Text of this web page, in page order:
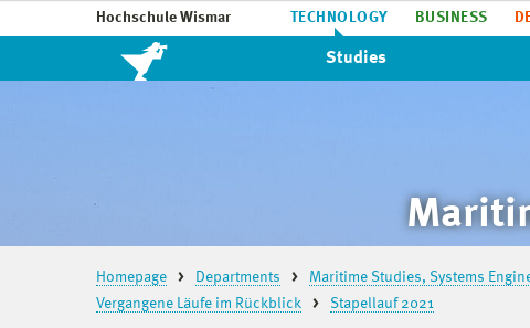
Hochschule Wismar TECHNOLOGY BUSINESS
Studies
Homepage Departments Maritime Studies, Systems
Vergangene Läufe im Rückblick
Stapellauf 2021